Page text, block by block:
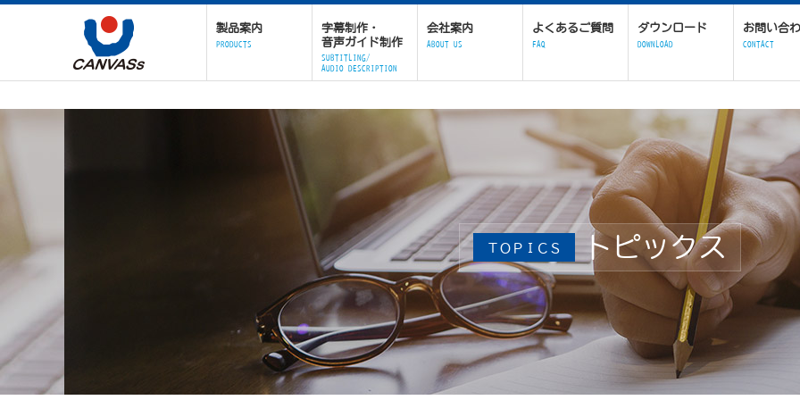
製品案内
PRODUCTS
字幕制作・
音声ガイド制作
SUBTITLING/
AUDIO DESCRIPTION
会社案内
ABOUT US
よくあるご質問
FAQ
ダウンロード
DOWNLOAD
お問い合
CONTACT
ＴＯＰＩＣＳ トピックス